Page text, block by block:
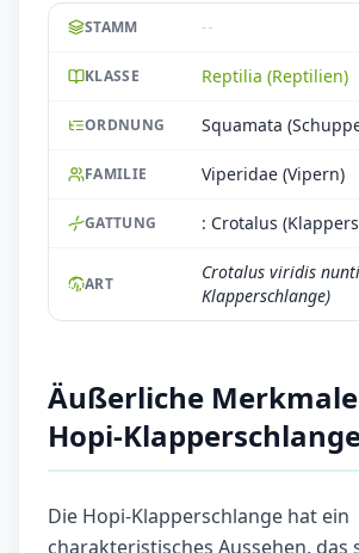
STAMM --
KLASSE Reptilia (Reptilien)
ORDNUNG Squamata
FAMILIE Viperidae (Vipern)
GATTUNG : Crotalus
ART
Crotalus viridis
Klapperschlange)
Äußerliche
Hopi-
Die Hopi-Klapperschlange hat ein
charakteristisches Aussehen, das